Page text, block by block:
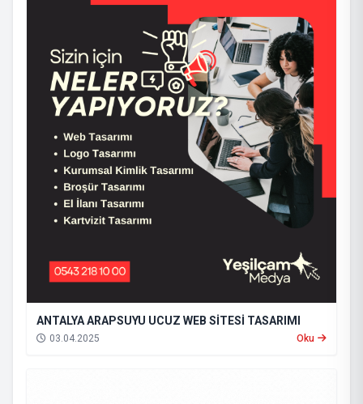
ANTALYA ARAPSUYU UCUZ WEB SİTESİ TASARIMI
03.04.2025 Oku